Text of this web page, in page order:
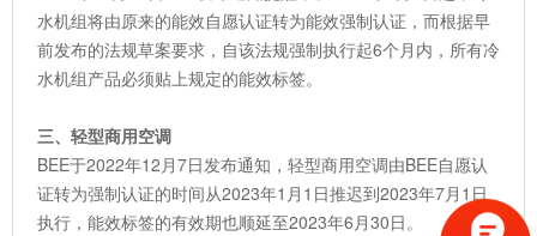
水机组将由原来的能效自愿认证转为能效强制认证，而根据早
前发布的法规草案要求，自该法规强制执行起6个月内，所有冷
水机组产品必须贴上规定的能效标签。
三、轻型商用空调
BEE于2022年12月7日发布通知，轻型商用空调由BEE自愿认
证转为强制认证的时间从2023年1月1日推迟到2023年7月1日
执行，能效标签的有效期也顺延至2023年6月30日。